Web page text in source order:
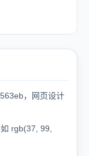
，网页设计
rgb(37, 99,